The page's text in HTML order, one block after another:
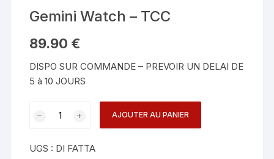
Gemini Watch – TCC
89.90 €
DISPO SUR COMMANDE – PREVOIR UN DELAI DE
5 à 10 JOURS
Watch
AJOUTER AU PANIER
UGS : DI FATTA